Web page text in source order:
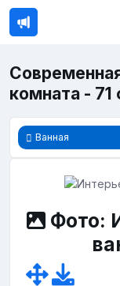
комната - 71
Ванная
Фото: